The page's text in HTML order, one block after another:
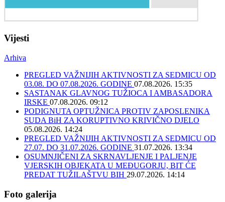
Vijesti
Arhiva
PREGLED VAŽNIJIH AKTIVNOSTI ZA SEDMICU OD
03.08. DO 07.08.2026. GODINE 07.08.2026. 15:35
SASTANAK GLAVNOG TUŽIOCA I AMBASADORA
IRSKE 07.08.2026. 09:12
PODIGNUTA OPTUŽNICA PROTIV ZAPOSLENIKA
SUDA BiH ZA KORUPTIVNO KRIVIČNO DJELO
05.08.2026. 14:24
PREGLED VAŽNIJIH AKTIVNOSTI ZA SEDMICU OD
27.07. DO 31.07.2026. GODINE 31.07.2026. 13:34
OSUMNJIČENI ZA SKRNAVLJENJE I PALJENJE
VJERSKIH OBJEKATA U MEĐUGORJU, BIT ĆE
PREDAT TUŽILAŠTVU BIH 29.07.2026. 14:14
Foto galerija